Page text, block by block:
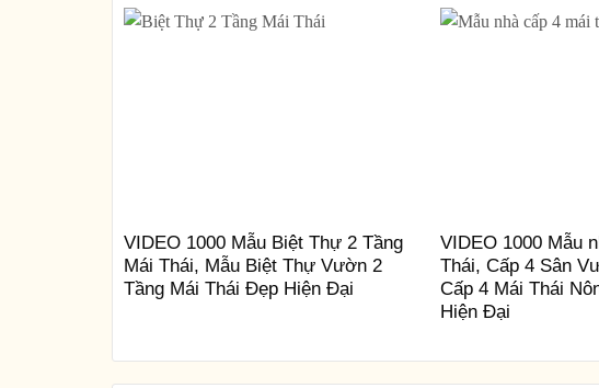
VIDEO 1000 Mẫu Biệt Thự 2 Tầng
Mái Thái, Mẫu Biệt Thự Vườn 2
Tầng Mái Thái Đẹp Hiện Đại
VIDEO 1000 Mẫu
Thái, Cấp 4 Sân
Cấp 4 Mái Thái
Hiện Đại